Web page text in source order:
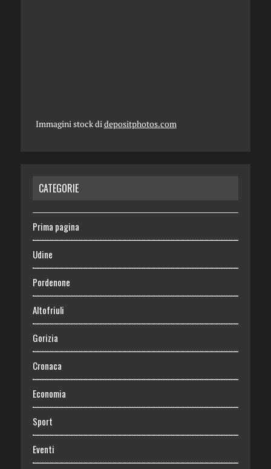
Immagini stock di depositphotos.com
CATEGORIE
Prima pagina
Udine
Pordenone
Altofriuli
Gorizia
Cronaca
Economia
Sport
Eventi